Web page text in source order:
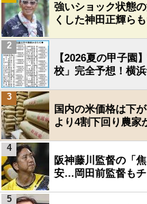
強いショック状態
くした神田正輝ら
【2026夏の甲子園
校」完全予想！横
2
国内の米価格は下
より4割下回り農家
3
阪神藤川監督の「
安…岡田前監督もチ
4
5